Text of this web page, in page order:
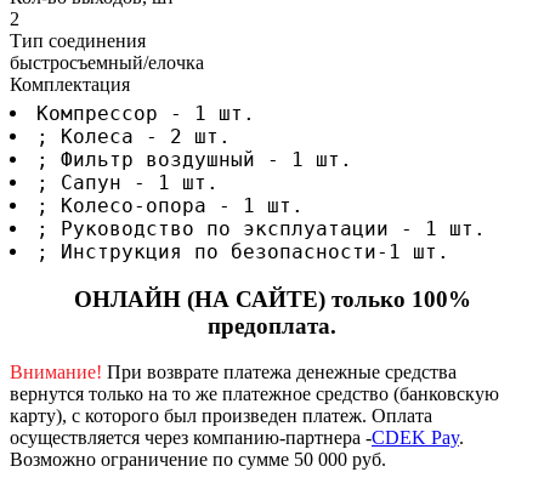
2
Тип соединения
быстросъемный/елочка
Комплектация
Компрессор - 1 шт.
; Колеса - 2 шт.
; Фильтр воздушный - 1 шт.
; Сапун - 1 шт.
; Колесо-опора - 1 шт.
; Руководство по эксплуатации - 1 шт.
; Инструкция по безопасности-1 шт.
ОНЛАЙН (НА САЙТЕ) только 100%
предоплата.
Внимание! При возврате платежа денежные средства
вернутся только на то же платежное средство (банковскую
карту), с которого был произведен платеж. Оплата
осуществляется через компанию-партнера -CDEK Pay.
Возможно ограничение по сумме 50 000 руб.